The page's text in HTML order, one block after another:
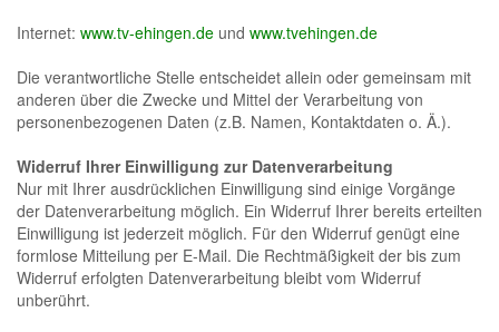
Internet: www.tv-ehingen.de und www.tvehingen.de
Die verantwortliche Stelle entscheidet allein oder gemeinsam mit
anderen über die Zwecke und Mittel der Verarbeitung von
personenbezogenen Daten (z.B. Namen, Kontaktdaten o. Ä.).
Widerruf Ihrer Einwilligung zur Datenverarbeitung
Nur mit Ihrer ausdrücklichen Einwilligung sind einige Vorgänge
der Datenverarbeitung möglich. Ein Widerruf Ihrer bereits erteilten
Einwilligung ist jederzeit möglich. Für den Widerruf genügt eine
formlose Mitteilung per E-Mail. Die Rechtmäßigkeit der bis zum
Widerruf erfolgten Datenverarbeitung bleibt vom Widerruf
unberührt.